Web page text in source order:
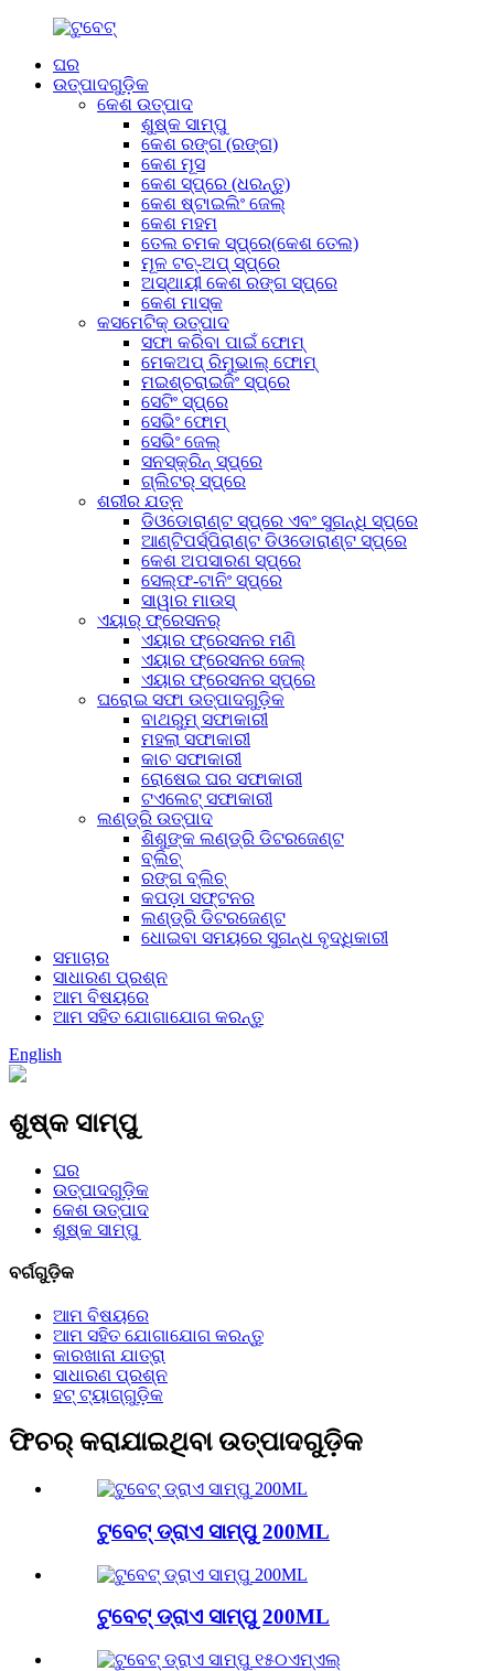
ଘର
ଉତ୍ପାଦଗୁଡ଼ିକ
କେଶ ଉତ୍ପାଦ
ଶୁଷ୍କ ସାମ୍ପୁ
କେଶ ରଙ୍ଗ (ରଙ୍ଗ)
କେଶ ମୂସ
କେଶ ସ୍ପ୍ରେ (ଧରନ୍ତୁ)
କେଶ ଷ୍ଟାଇଲିଂ ଜେଲ୍
କେଶ ମହମ
ତେଲ ଚମକ ସ୍ପ୍ରେ(କେଶ ତେଲ)
ମୂଳ ଟଚ୍-ଅପ୍ ସ୍ପ୍ରେ
ଅସ୍ଥାୟୀ କେଶ ରଙ୍ଗ ସ୍ପ୍ରେ
କେଶ ମାସ୍କ
କସମେଟିକ୍ ଉତ୍ପାଦ
ସଫା କରିବା ପାଇଁ ଫୋମ୍
ମେକଅପ୍ ରିମୁଭାଲ୍ ଫୋମ୍
ମଇଶ୍ଚରାଇଜିଂ ସ୍ପ୍ରେ
ସେଟିଂ ସ୍ପ୍ରେ
ସେଭିଂ ଫୋମ୍
ସେଭିଂ ଜେଲ୍
ସନସ୍କ୍ରିନ୍ ସ୍ପ୍ରେ
ଗ୍ଲିଟର୍ ସ୍ପ୍ରେ
ଶରୀର ଯତ୍ନ
ଡିଓଡୋରାଣ୍ଟ ସ୍ପ୍ରେ ଏବଂ ସୁଗନ୍ଧି ସ୍ପ୍ରେ
ଆଣ୍ଟିପର୍ସ୍ପିରାଣ୍ଟ ଡିଓଡୋରାଣ୍ଟ ସ୍ପ୍ରେ
କେଶ ଅପସାରଣ ସ୍ପ୍ରେ
ସେଲ୍ଫ-ଟାନିଂ ସ୍ପ୍ରେ
ସାୱାର ମାଉସ୍
ଏୟାର୍ ଫ୍ରେସନର୍
ଏୟାର ଫ୍ରେସନର ମଣି
ଏୟାର ଫ୍ରେସନର ଜେଲ୍
ଏୟାର ଫ୍ରେସନର ସ୍ପ୍ରେ
ଘରୋଇ ସଫା ଉତ୍ପାଦଗୁଡ଼ିକ
ବାଥରୁମ୍ ସଫାକାରୀ
ମହଲା ସଫାକାରୀ
କାଚ ସଫାକାରୀ
ରୋଷେଇ ଘର ସଫାକାରୀ
ଟଏଲେଟ୍ ସଫାକାରୀ
ଲଣ୍ଡ୍ରି ଉତ୍ପାଦ
ଶିଶୁଙ୍କ ଲଣ୍ଡ୍ରି ଡିଟରଜେଣ୍ଟ
ବ୍ଲିଚ୍
ରଙ୍ଗ ବ୍ଲିଚ୍
କପଡ଼ା ସଫ୍ଟନର
ଲଣ୍ଡ୍ରି ଡିଟରଜେଣ୍ଟ
ଧୋଇବା ସମୟରେ ସୁଗନ୍ଧ ବୃଦ୍ଧିକାରୀ
ସମାଚାର
ସାଧାରଣ ପ୍ରଶ୍ନ
ଆମ ବିଷୟରେ
ଆମ ସହିତ ଯୋଗାଯୋଗ କରନ୍ତୁ
English
ଶୁଷ୍କ ସାମ୍ପୁ
ଘର
ଉତ୍ପାଦଗୁଡ଼ିକ
କେଶ ଉତ୍ପାଦ
ଶୁଷ୍କ ସାମ୍ପୁ
ବର୍ଗଗୁଡ଼ିକ
ଆମ ବିଷୟରେ
ଆମ ସହିତ ଯୋଗାଯୋଗ କରନ୍ତୁ
କାରଖାନା ଯାତ୍ରା
ସାଧାରଣ ପ୍ରଶ୍ନ
ହଟ୍ ଟ୍ୟାଗ୍‌ଗୁଡ଼ିକ
ଫିଚର୍ କରାଯାଇଥିବା ଉତ୍ପାଦଗୁଡ଼ିକ
ଟୁବେଟ୍ ଡ୍ରାଏ ସାମ୍ପୁ 200ML
ଟୁବେଟ୍ ଡ୍ରାଏ ସାମ୍ପୁ 200ML